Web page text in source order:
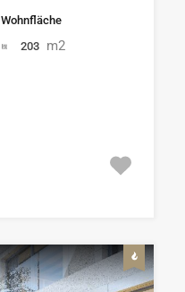
Wohnfläche
203 m2